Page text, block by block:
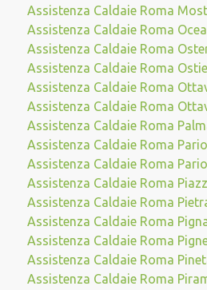
Assistenza Caldaie Roma
Assistenza Caldaie Roma
Assistenza Caldaie Roma
Assistenza Caldaie Roma
Assistenza Caldaie Roma
Assistenza Caldaie Roma
Assistenza Caldaie Roma
Assistenza Caldaie Roma
Assistenza Caldaie Roma
Assistenza Caldaie Roma
Assistenza Caldaie Roma
Assistenza Caldaie Roma
Assistenza Caldaie Roma
Assistenza Caldaie Roma
Assistenza Caldaie Roma